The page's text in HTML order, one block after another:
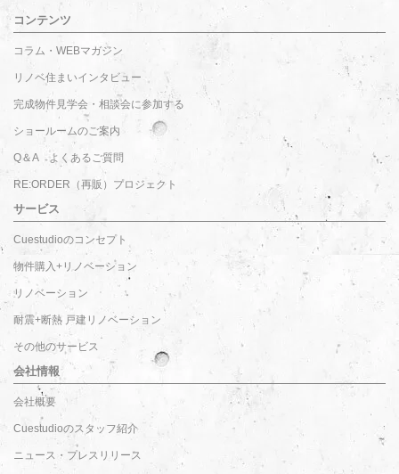
コンテンツ
コラム・WEBマガジン
リノベ住まいインタビュー
完成物件見学会・相談会に参加する
ショールームのご案内
Q＆A よくあるご質問
RE:ORDER（再販）プロジェクト
サービス
Cuestudioのコンセプト
物件購入+リノベーション
リノベーション
耐震+断熱 戸建リノベーション
その他のサービス
会社情報
会社概要
Cuestudioのスタッフ紹介
ニュース・プレスリリース